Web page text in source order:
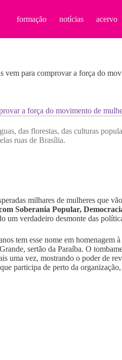
formação notícias acervo
vem para comprovar a força do
a força do movimento de
das florestas, das culturas
ruas de Brasília.
milhares de mulheres que
Soberania Popular,
um verdadeiro desmonte das
tem esse nome em
sertão da Paraíba. O
uma vez, mostrando o poder de
participa de perto da